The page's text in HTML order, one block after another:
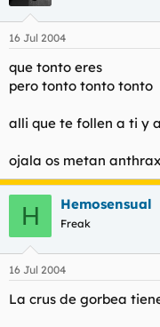
16 Jul 2004
que tonto eres
pero tonto tonto tonto
alli que te follen a ti y
ojala os metan
H Hemosensual
Freak
16 Jul 2004
La crus de gorbea